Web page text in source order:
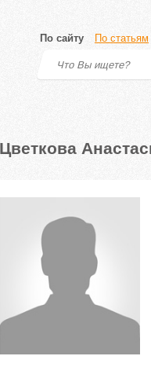
По сайту По статьям
Цветкова